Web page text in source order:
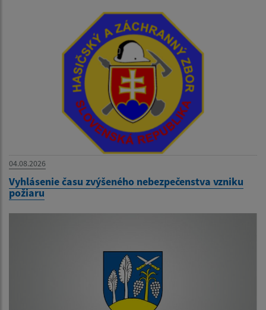
04.08.2026
Vyhlásenie času zvýšeného nebezpečenstva vzniku
požiaru